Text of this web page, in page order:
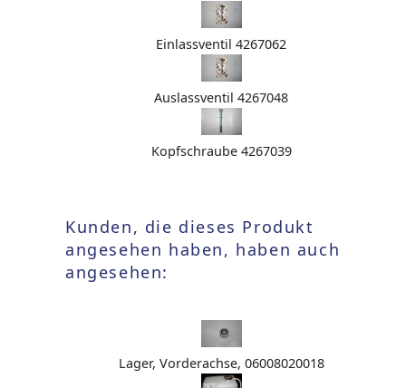
Einlassventil 4267062
Auslassventil 4267048
Kopfschraube 4267039
Kunden, die dieses Produkt
angesehen haben, haben auch
angesehen:
Lager, Vorderachse, 06008020018